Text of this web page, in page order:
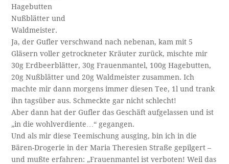
Hagebutten
Nußblätter und
Waldmeister.
Ja, der Gufler verschwand nach nebenan, kam mit 5
Gläsern voller getrockneter Kräuter zurück, mischte mir
30g Erdbeerblätter, 30g Frauenmantel, 100g Hagebutten,
20g Nußblätter und 20g Waldmeister zusammen. Ich
machte mir dann morgens immer diesen Tee, 1l und trank
ihn tagsüber aus. Schmeckte gar nicht schlecht!
Aber dann hat der Gufler das Geschäft aufgelassen und ist
„in die wohlverdiente…“ gegangen.
Und als mir diese Teemischung ausging, bin ich in die
Bären-Drogerie in der Maria Theresien Straße gepilgert –
und mußte erfahren: „Frauenmantel ist verboten! Weil das